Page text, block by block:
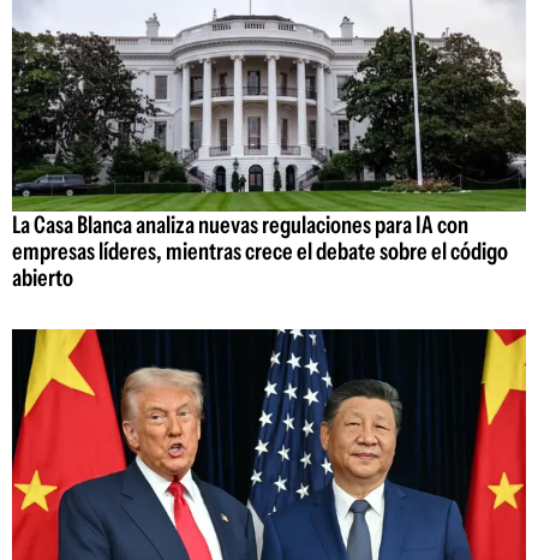
La Casa Blanca analiza nuevas regulaciones para IA con
empresas líderes, mientras crece el debate sobre el código
abierto